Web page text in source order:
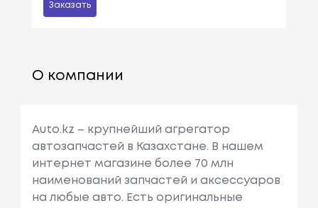
Заказать
О компании
Auto.kz – крупнейший агрегатор
автозапчастей в Казахстане. В нашем
интернет магазине более 70 млн
наименований запчастей и аксессуаров
на любые авто. Есть оригинальные